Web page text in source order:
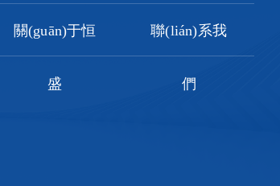
關(guān)于恒
盛
聯(lián)系我
們